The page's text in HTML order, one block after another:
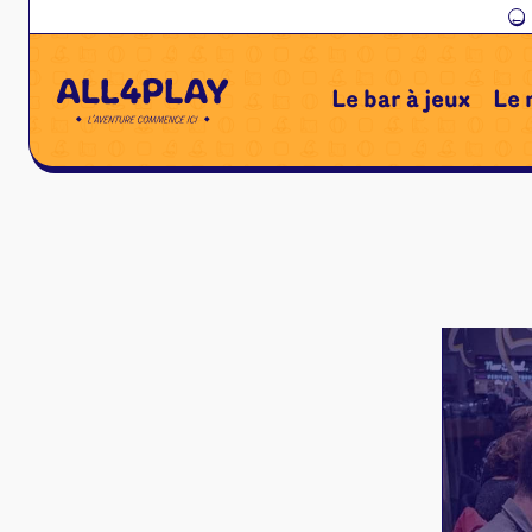
←
Le bar à jeux Le